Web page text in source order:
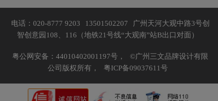
电话：020-8777 9203 13501502207
广州天河大观中路3号创
智创意园108、116（地铁21号线“大观南”站B出口对面）
粤公网安备：44010402001197号，
©广州三文品牌设计有限
公司版权所有，
粤ICP备09037611号